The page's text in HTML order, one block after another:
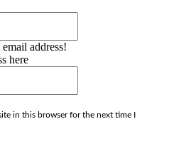
address!
here
in this browser for the next time I